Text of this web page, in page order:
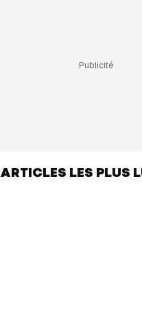
ARTICLES LES PLUS